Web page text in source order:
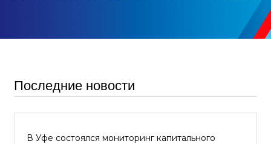
Последние новости
В Уфе состоялся мониторинг капитального